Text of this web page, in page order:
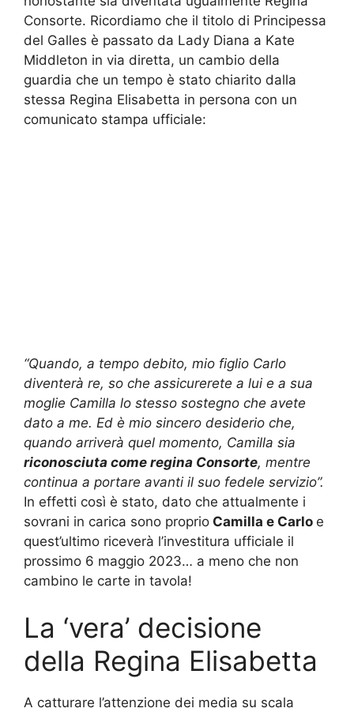
Consorte. Ricordiamo che il titolo di Principessa
del Galles è passato da Lady Diana a Kate
Middleton in via diretta, un cambio della
guardia che un tempo è stato chiarito dalla
stessa Regina Elisabetta in persona con un
comunicato stampa ufficiale:
“Quando, a tempo debito, mio figlio Carlo
diventerà re, so che assicurerete a lui e a sua
moglie Camilla lo stesso sostegno che avete
dato a me. Ed è mio sincero desiderio che,
quando arriverà quel momento, Camilla sia
riconosciuta come regina Consorte, mentre
continua a portare avanti il suo fedele servizio”.
In effetti così è stato, dato che attualmente i
sovrani in carica sono proprio Camilla e Carlo e
quest’ultimo riceverà l’investitura ufficiale il
prossimo 6 maggio 2023… a meno che non
cambino le carte in tavola!
La ‘vera’ decisione
della Regina Elisabetta
A catturare l’attenzione dei media su scala